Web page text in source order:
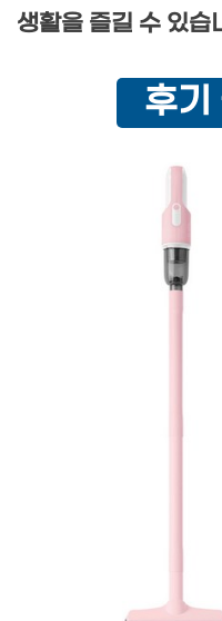
생활을 즐길 수 있습
후기